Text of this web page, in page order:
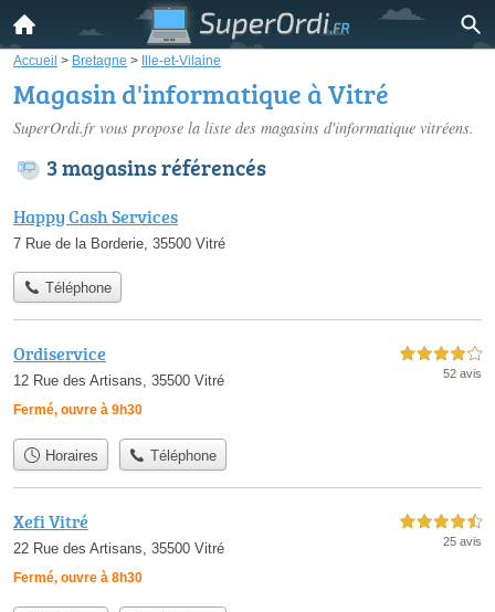
Accueil > Bretagne > Ille-et-Vilaine
Magasin d'informatique à Vitré
SuperOrdi.fr vous propose la liste des magasins d'informatique vitréens.
3 magasins référencés
Happy Cash Services
7 Rue de la Borderie, 35500 Vitré
Téléphone
Ordiservice
12 Rue des Artisans, 35500 Vitré
Fermé, ouvre à 9h30
4,0 étoiles sur 5
52 avis
Horaires Téléphone
Xefi Vitré
22 Rue des Artisans, 35500 Vitré
Fermé, ouvre à 8h30
4,5 étoiles sur 5
25 avis